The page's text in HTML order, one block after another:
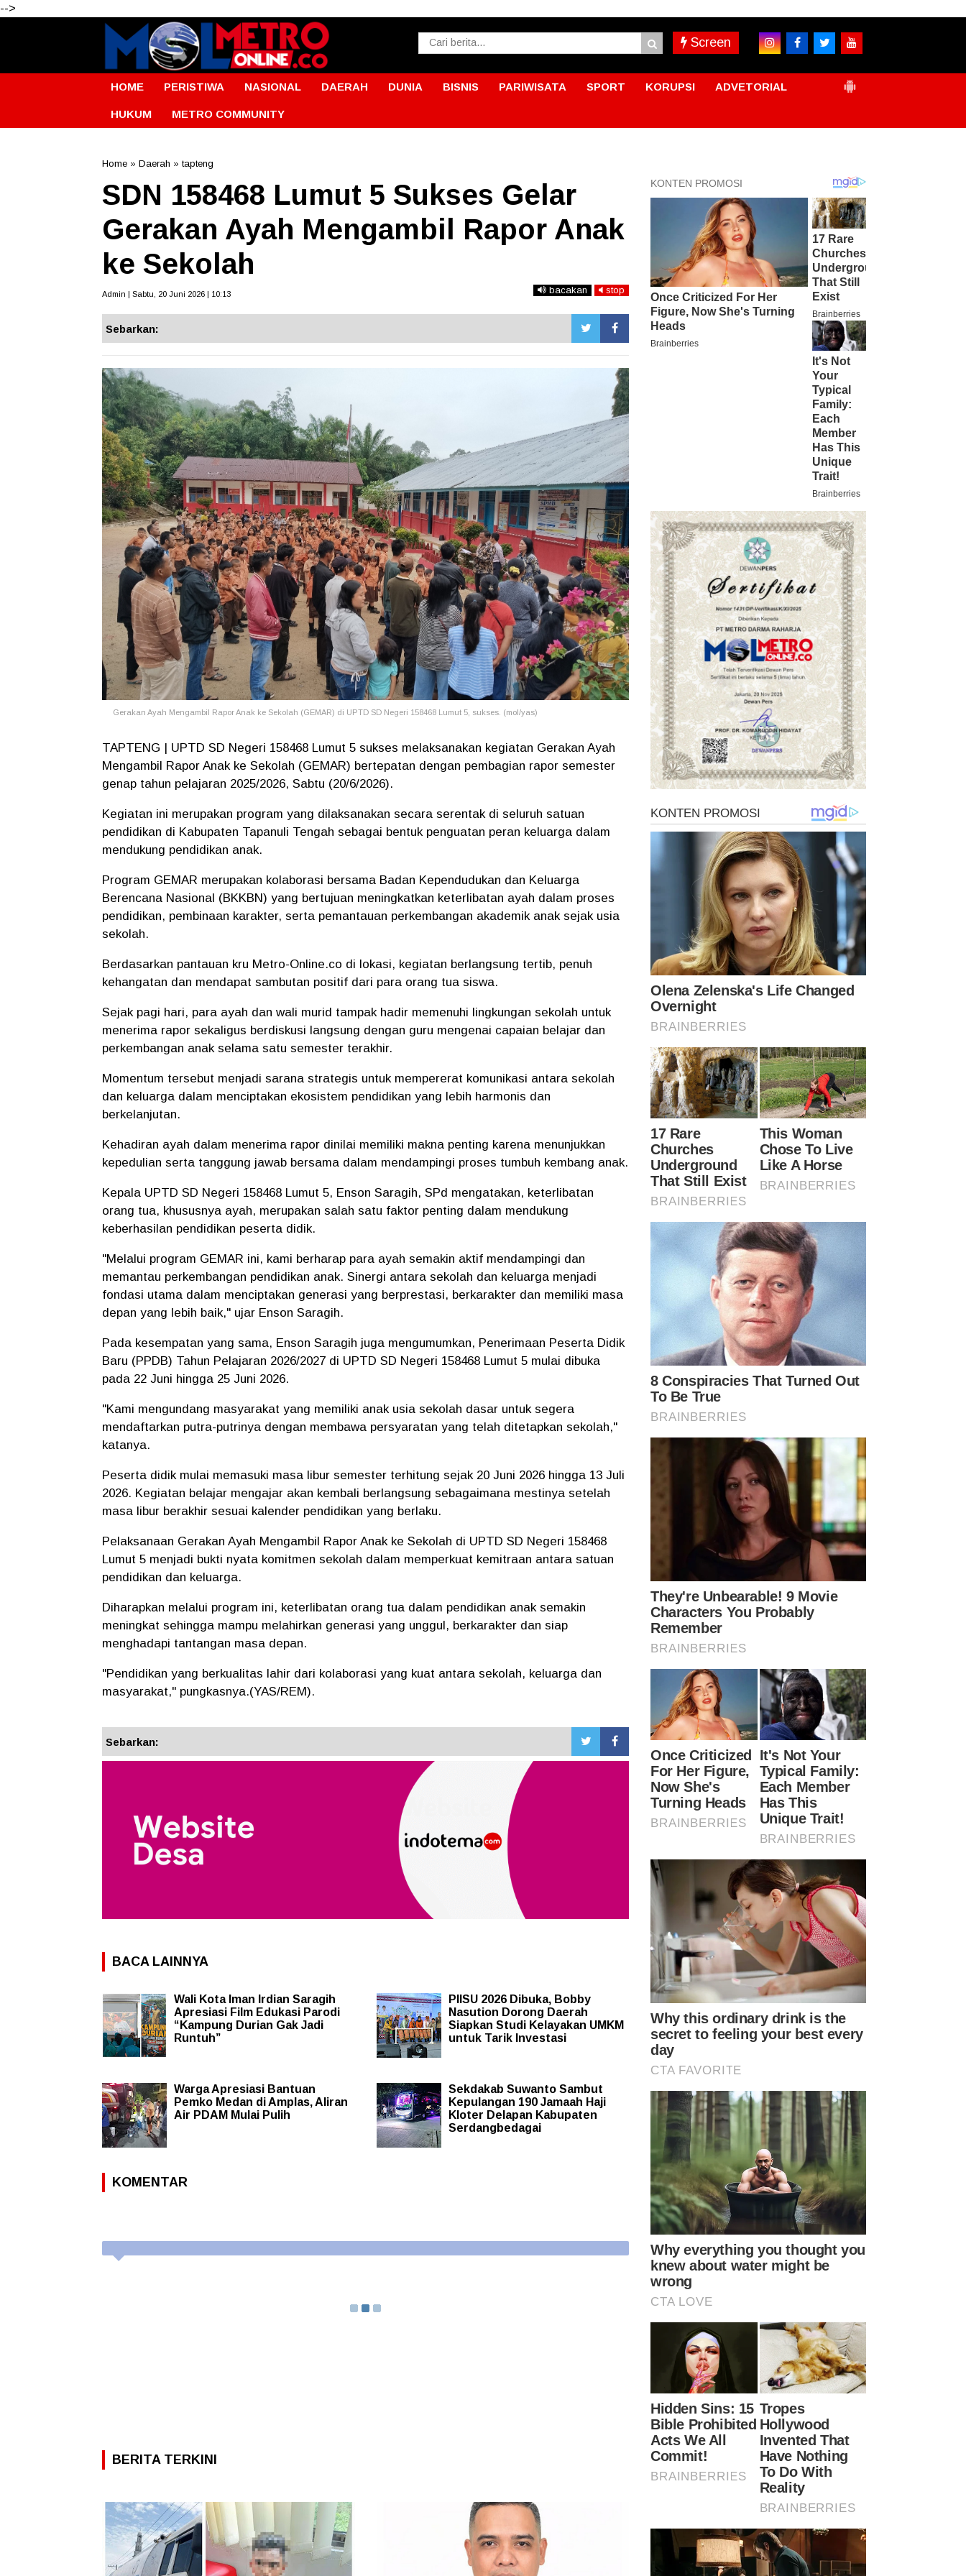
-->
Screen
HOME PERISTIWA NASIONAL DAERAH DUNIA BISNIS PARIWISATA SPORT KORUPSI ADVETORIAL
HUKUM METRO COMMUNITY
Home » Daerah » tapteng
SDN 158468 Lumut 5 Sukses Gelar
Gerakan Ayah Mengambil Rapor Anak
ke Sekolah
Admin | Sabtu, 20 Juni 2026 | 10:13 bacakan stop
Sebarkan:
Gerakan Ayah Mengambil Rapor Anak ke Sekolah (GEMAR) di UPTD SD Negeri 158468 Lumut 5, sukses. (mol/yas)
TAPTENG | UPTD SD Negeri 158468 Lumut 5 sukses melaksanakan kegiatan Gerakan Ayah
Mengambil Rapor Anak ke Sekolah (GEMAR) bertepatan dengan pembagian rapor semester
genap tahun pelajaran 2025/2026, Sabtu (20/6/2026).
Kegiatan ini merupakan program yang dilaksanakan secara serentak di seluruh satuan
pendidikan di Kabupaten Tapanuli Tengah sebagai bentuk penguatan peran keluarga dalam
mendukung pendidikan anak.
Program GEMAR merupakan kolaborasi bersama Badan Kependudukan dan Keluarga
Berencana Nasional (BKKBN) yang bertujuan meningkatkan keterlibatan ayah dalam proses
pendidikan, pembinaan karakter, serta pemantauan perkembangan akademik anak sejak usia
sekolah.
Berdasarkan pantauan kru Metro-Online.co di lokasi, kegiatan berlangsung tertib, penuh
kehangatan dan mendapat sambutan positif dari para orang tua siswa.
Sejak pagi hari, para ayah dan wali murid tampak hadir memenuhi lingkungan sekolah untuk
menerima rapor sekaligus berdiskusi langsung dengan guru mengenai capaian belajar dan
perkembangan anak selama satu semester terakhir.
Momentum tersebut menjadi sarana strategis untuk mempererat komunikasi antara sekolah
dan keluarga dalam menciptakan ekosistem pendidikan yang lebih harmonis dan
berkelanjutan.
Kehadiran ayah dalam menerima rapor dinilai memiliki makna penting karena menunjukkan
kepedulian serta tanggung jawab bersama dalam mendampingi proses tumbuh kembang anak.
Kepala UPTD SD Negeri 158468 Lumut 5, Enson Saragih, SPd mengatakan, keterlibatan
orang tua, khususnya ayah, merupakan salah satu faktor penting dalam mendukung
keberhasilan pendidikan peserta didik.
"Melalui program GEMAR ini, kami berharap para ayah semakin aktif mendampingi dan
memantau perkembangan pendidikan anak. Sinergi antara sekolah dan keluarga menjadi
fondasi utama dalam menciptakan generasi yang berprestasi, berkarakter dan memiliki masa
depan yang lebih baik," ujar Enson Saragih.
Pada kesempatan yang sama, Enson Saragih juga mengumumkan, Penerimaan Peserta Didik
Baru (PPDB) Tahun Pelajaran 2026/2027 di UPTD SD Negeri 158468 Lumut 5 mulai dibuka
pada 22 Juni hingga 25 Juni 2026.
"Kami mengundang masyarakat yang memiliki anak usia sekolah dasar untuk segera
mendaftarkan putra-putrinya dengan membawa persyaratan yang telah ditetapkan sekolah,"
katanya.
Peserta didik mulai memasuki masa libur semester terhitung sejak 20 Juni 2026 hingga 13 Juli
2026. Kegiatan belajar mengajar akan kembali berlangsung sebagaimana mestinya setelah
masa libur berakhir sesuai kalender pendidikan yang berlaku.
Pelaksanaan Gerakan Ayah Mengambil Rapor Anak ke Sekolah di UPTD SD Negeri 158468
Lumut 5 menjadi bukti nyata komitmen sekolah dalam memperkuat kemitraan antara satuan
pendidikan dan keluarga.
Diharapkan melalui program ini, keterlibatan orang tua dalam pendidikan anak semakin
meningkat sehingga mampu melahirkan generasi yang unggul, berkarakter dan siap
menghadapi tantangan masa depan.
"Pendidikan yang berkualitas lahir dari kolaborasi yang kuat antara sekolah, keluarga dan
masyarakat," pungkasnya.(YAS/REM).
Sebarkan:
BACA LAINNYA
Wali Kota Iman Irdian Saragih
Apresiasi Film Edukasi Parodi
“Kampung Durian Gak Jadi
Runtuh”
PIISU 2026 Dibuka, Bobby
Nasution Dorong Daerah
Siapkan Studi Kelayakan UMKM
untuk Tarik Investasi
Warga Apresiasi Bantuan
Pemko Medan di Amplas, Aliran
Air PDAM Mulai Pulih
Sekdakab Suwanto Sambut
Kepulangan 190 Jamaah Haji
Kloter Delapan Kabupaten
Serdangbedagai
KOMENTAR
BERITA TERKINI